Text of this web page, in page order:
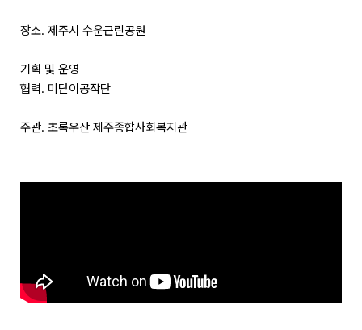
장소. 제주시 수운근린공원
기획 및 운영
협력. 미닫이공작단
주관. 초록우산 제주종합사회복지관